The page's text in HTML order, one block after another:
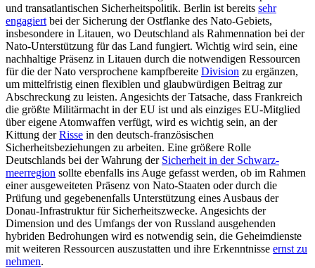
und transatlan­tischen Sicherheitspolitik. Berlin ist bereits sehr
engagiert bei der Sicherung der Ost­flanke des Nato-Gebiets,
insbesondere in Litauen, wo Deutschland als Rahmennation bei der
Nato-Unterstützung für das Land fungiert. Wichtig wird sein, eine
nachhaltige Präsenz in Litauen durch die notwendigen Ressourcen
für die der Nato versprochene kampfbereite Division zu ergänzen,
um mittelfristig einen flexiblen und glaubwürdigen Beitrag zur
Abschreckung zu leisten. Angesichts der Tatsache, dass Frank­reich
die größte Militärmacht in der EU ist und als einziges EU-Mitglied
über eigene Atom­waffen verfügt, wird es wichtig sein, an der
Kittung derRisse in den deutsch-französi­schen
Sicherheitsbeziehungen zu arbeiten. Eine größere Rolle
Deutschlands bei der Wahrung der Sicherheit in der Schwarz­
meerregion sollte ebenfalls ins Auge gefasst werden, ob im Rahmen
einer ausgeweiteten Präsenz von Nato-Staaten oder durch die
Prüfung und gegebenenfalls Unterstützung eines Ausbaus der
Donau-Infrastruktur für Sicherheitszwecke. Angesichts der
Dimension und des Umfangs der von Russland ausgehenden
hybriden Bedrohungen wird es notwendig sein, die Geheimdienste
mit weiteren Ressourcen auszustatten und ihre Erkenntnisse ernst zu
nehmen.